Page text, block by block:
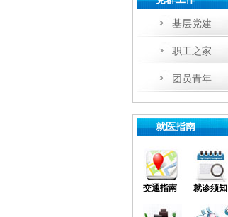
基层党建
职工之家
团员青年
就医指南
交通指南 就诊须知